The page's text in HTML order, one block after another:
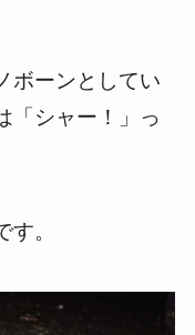
ボーンとしてい
「シャー！」っ
。